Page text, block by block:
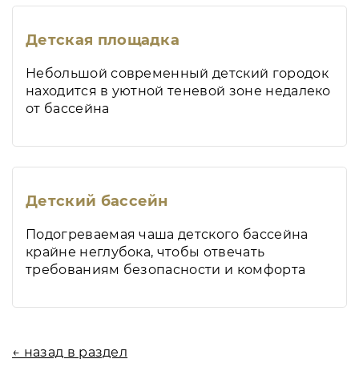
Детская площадка
Небольшой современный детский городок
находится в уютной теневой зоне недалеко
от бассейна
Детский бассейн
Подогреваемая чаша детского бассейна
крайне неглубока, чтобы отвечать
требованиям безопасности и комфорта
← назад в раздел